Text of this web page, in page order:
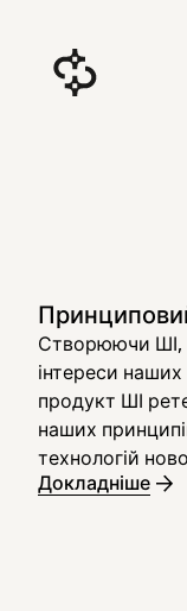
Створюючи ШІ,
інтереси наших
продукт ШІ
наших
технологій
Докладніше